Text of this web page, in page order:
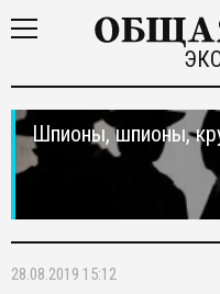
Шпионы, шпионы,
28.08.2019 15:12